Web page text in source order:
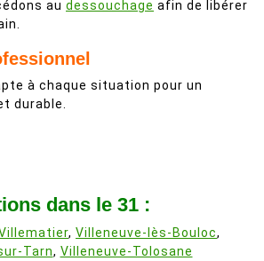
au dessouchage afin de libérer
à chaque situation pour un
durable.
dans le 31 :
, Villeneuve-lès-Bouloc,
Tarn, Villeneuve-Tolosane